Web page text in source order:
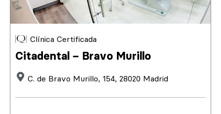
Clínica Certificada
Citadental – Bravo Murillo
C. de Bravo Murillo, 154, 28020 Madrid